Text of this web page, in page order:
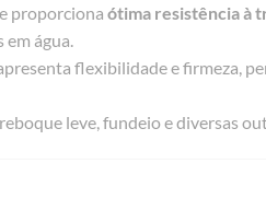
proporciona ótima resistência à
água.
flexibilidade e firmeza,
leve, fundeio e diversas